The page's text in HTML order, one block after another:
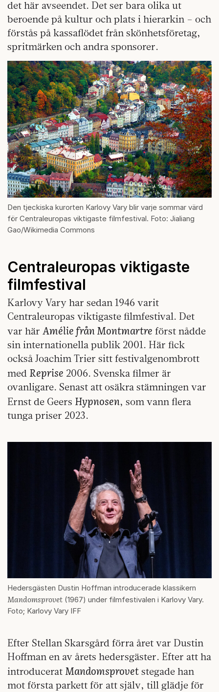
det här avseendet. Det ser bara olika ut
beroende på kultur och plats i hierarkin – och
förstås på kassaflödet från skönhetsföretag,
spritmärken och andra sponsorer.
Den tjeckiska kurorten Karlovy Vary blir varje sommar värd
för Centraleuropas viktigaste filmfestival. Foto: Jialiang
Gao/Wikimedia Commons
Centraleuropas viktigaste
filmfestival
Karlovy Vary har sedan 1946 varit
Centraleuropas viktigaste filmfestival. Det
var här Amélie från Montmartre först nådde
sin internationella publik 2001. Här fick
också Joachim Trier sitt festivalgenombrott
med Reprise 2006. Svenska filmer är
ovanligare. Senast att osäkra stämningen var
Ernst de Geers Hypnosen, som vann flera
tunga priser 2023.
Hedersgästen Dustin Hoffman introducerade klassikern
Mandomsprovet (1967) under filmfestivalen i Karlovy Vary.
Foto; Karlovy Vary IFF
Efter Stellan Skarsgård förra året var Dustin
Hoffman en av årets hedersgäster. Efter att ha
introducerat Mandomsprovet stegade han
mot första parkett för att själv, till glädje för